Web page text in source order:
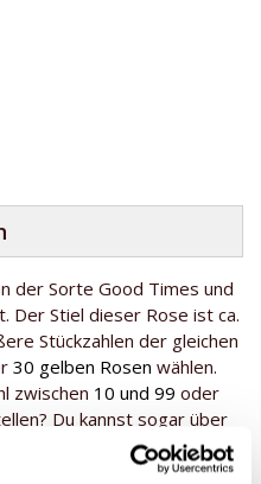
der Sorte Good Times und
Der Stiel dieser Rose ist ca.
Stückzahlen der gleichen
30 gelben Rosen wählen.
zwischen 10 und 99 oder
Du kannst sogar über
gelber Rosen bestimmen